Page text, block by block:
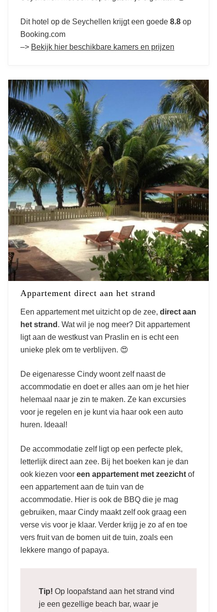
Dit hotel op de Seychellen krijgt een goede 8.8 op
Booking.com
–> Bekijk hier beschikbare kamers en prijzen
Appartement direct aan het strand
Een appartement met uitzicht op de zee, direct aan
het strand . Wat wil je nog meer? Dit appartement
ligt aan de westkust van Praslin en is echt een
unieke plek om te verblijven. 😍
De eigenaresse Cindy woont zelf naast de
accommodatie en doet er alles aan om je het hier
helemaal naar je zin te maken. Ze kan excursies
voor je regelen en je kunt via haar ook een auto
huren. Ideaal!
De accommodatie zelf ligt op een perfecte plek,
letterlijk direct aan zee. Bij het boeken kan je dan
ook kiezen voor een appartement met zeezicht of
een appartement aan de tuin van de
accommodatie. Hier is ook de BBQ die je mag
gebruiken, maar Cindy maakt zelf ook graag een
verse vis voor je klaar. Verder krijg je zo af en toe
vers fruit van de bomen uit de tuin, zoals een
lekkere mango of papaya.
Tip! Op loopafstand aan het strand vind
je een gezellige beach bar, waar je